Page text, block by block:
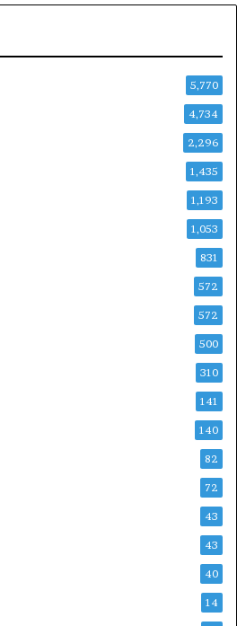
5,770
4,734
2,296
1,435
1,193
1,053
831
572
572
500
310
141
140
82
72
43
43
40
14